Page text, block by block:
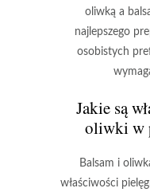
oliwką a
najlepszego
osobistych
Jakie są
oliwki w
Balsam i
właściwości